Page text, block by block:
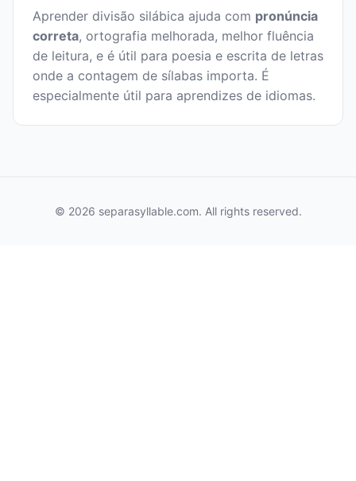
Aprender divisão silábica ajuda com pronúncia
correta, ortografia melhorada, melhor fluência
de leitura, e é útil para poesia e escrita de letras
onde a contagem de sílabas importa. É
especialmente útil para aprendizes de idiomas.
© 2026 separasyllable.com. All rights reserved.